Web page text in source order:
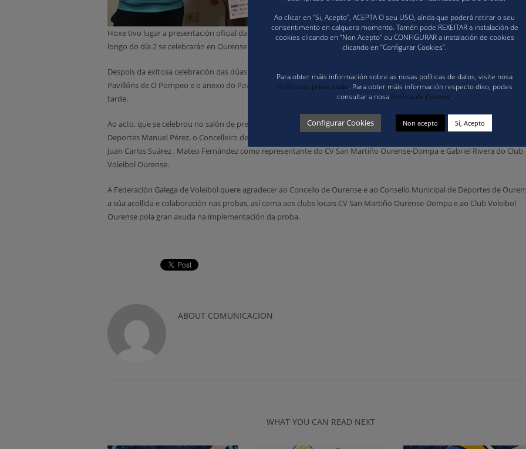
Hoxe tivo lugar a presentación oficial da proba dos Campionatos Galegos Benxamín/Prebenxamín + Copa Alevín que ao
longo do día 2 se celebrarán en Ourense.
Despois da exitosa celebración das dúas primeiras probas en Narón, os nosos/as pequenos/as teñen unha cita nos
Pavillóns de O Pompeo e o anexo do Pavillón dos Remedios, na que disputarán os seus encontros en xornada de
tarde.
Ao acto, que se celebrou no salón de presentacións do Concello de Ourense, asistiron o Xefe do Servizo Provincial de
Deportes Manuel Pérez, o Concelleiro de deportes local Mario Guede, o Director Técnico da Federación Galega de
Juan Carlos Suárez , Mateo Fernández como representante do CV San Martiño Ourense-Dompa e Gabriel Rivera do Club
Voleibol Ourense.
A Federación Galega de Voleibol quere agradecer ao Concello de Ourense e ao Consello Municipal de Deportes de
a súa acollida e colaboración nas probas, así coma aos clubs locais CV San Martiño Ourense-Dompa e ao Club Voleibol
Ourense pola gran axuda na implementación da proba.
ABOUT COMUNICACION
WHAT YOU CAN READ NEXT
Ao clicar en "Si, Acepto", ACEPTA O seu USO, aínda que poderá retirar o seu
consentimento en calquera momento. Tamén pode REXEITAR a instalación de
cookies clicando en “Non Acepto" ou CONFIGURAR a instalación de cookies
clicando en “Configurar Cookies”.
Para obter máis información sobre as nosas políticas de datos, visite nosa
Política de privacidade. Para obter máis información respecto diso, podes
consultar a nosa Política de Cookies.
Configurar Cookies Non acepto Sí, Acepto